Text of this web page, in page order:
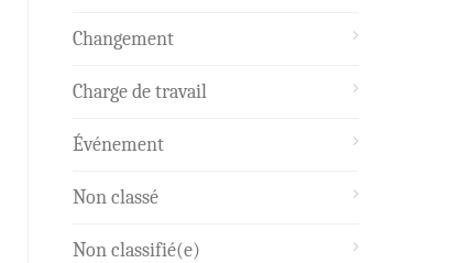
Changement
Charge de travail
Événement
Non classé
Non classifié(e)